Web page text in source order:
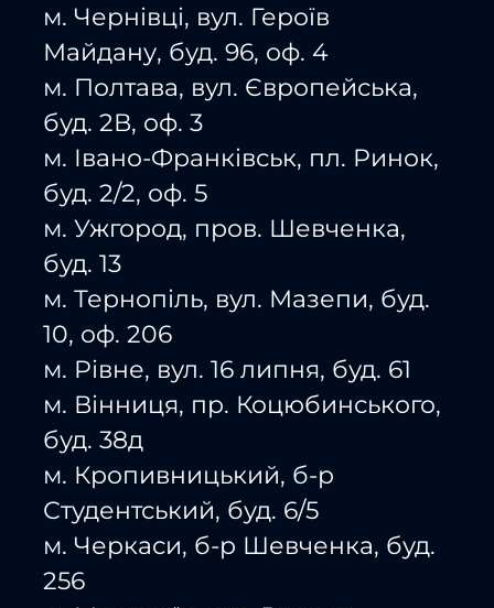
м. Чернівці, вул. Героїв
Майдану, буд. 96, оф. 4
м. Полтава, вул. Європейська,
буд. 2В, оф. 3
м. Івано-Франківськ, пл. Ринок,
буд. 2/2, оф. 5
м. Ужгород, пров. Шевченка,
буд. 13
м. Тернопіль, вул. Мазепи, буд.
10, оф. 206
м. Рівне, вул. 16 липня, буд. 61
м. Вінниця, пр. Коцюбинського,
буд. 38д
м. Кропивницький, б-р
Студентський, буд. 6/5
м. Черкаси, б-р Шевченка, буд.
256